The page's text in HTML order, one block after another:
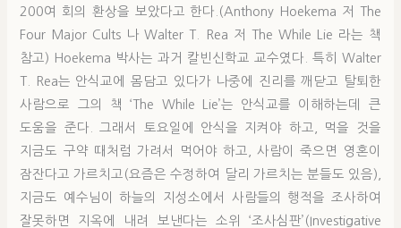
200여 회의 환상을 보았다고 한다.(Anthony Hoekema 저 The
Four Major Cults 나 Walter T. Rea 저 The While Lie 라는 책
참고) Hoekema 박사는 과거 칼빈신학교 교수였다. 특히 Walter
T. Rea는 안식교에 몸담고 있다가 나중에 진리를 깨닫고 탈퇴한
사람으로 그의 책 ‘The While Lie’는 안식교를 이해하는데 큰
도움을 준다. 그래서 토요일에 안식을 지켜야 하고, 먹을 것을
지금도 구약 때처럼 가려서 먹어야 하고, 사람이 죽으면 영혼이
잠잔다고 가르치고(요즘은 수정하여 달리 가르치는 분들도 있음),
지금도 예수님이 하늘의 지성소에서 사람들의 행적을 조사하여
잘못하면 지옥에 내려 보낸다는 소위 ‘조사심판’(Investigative